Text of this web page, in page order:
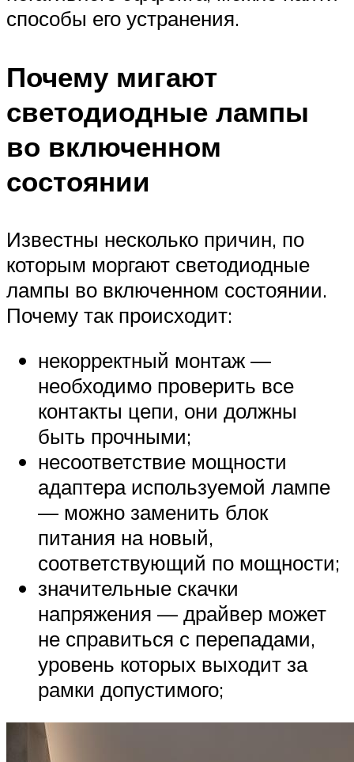
способы его устранения.
Почему мигают
светодиодные лампы
во включенном
состоянии
Известны несколько причин, по
которым моргают светодиодные
лампы во включенном состоянии.
Почему так происходит:
некорректный монтаж —
необходимо проверить все
контакты цепи, они должны
быть прочными;
несоответствие мощности
адаптера используемой лампе
— можно заменить блок
питания на новый,
соответствующий по мощности;
значительные скачки
напряжения — драйвер может
не справиться с перепадами,
уровень которых выходит за
рамки допустимого;